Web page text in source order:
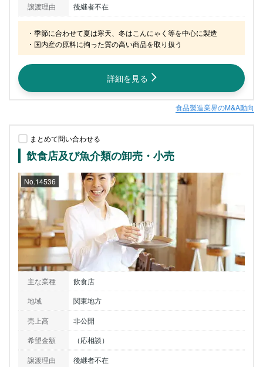
譲渡理由
後継者不在
・季節に合わせて夏は寒天、冬はこんにゃく等を中心に製造
・国内産の原料に拘った質の高い商品を取り扱う
詳細を見る
食品製造業界のM&A動向
まとめて問い合わせる
飲食店及び魚介類の卸売・小売
No.14536
主な業種
飲食店
地域
関東地方
売上高
非公開
希望金額
（応相談）
譲渡理由
後継者不在